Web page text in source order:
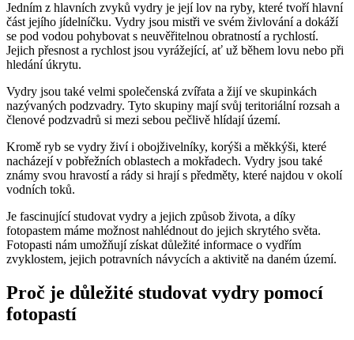
Jedním z hlavních zvyků vydry je její lov na ryby, které tvoří hlavní
část jejího jídelníčku. Vydry jsou mistři ve svém živlování a dokáží
se pod vodou pohybovat s neuvěřitelnou obratností a rychlostí.
Jejich přesnost a rychlost jsou vyrážející, ať už během lovu nebo při
hledání úkrytu.
Vydry jsou také velmi společenská zvířata a žijí ve skupinkách
nazývaných podzvadry. Tyto skupiny mají svůj teritoriální rozsah a
členové podzvadrů si mezi sebou pečlivě hlídají území.
Kromě ryb se vydry živí i obojživelníky, korýši a měkkýši, které
nacházejí v pobřežních oblastech a mokřadech. Vydry jsou také
známy svou hravostí a rády si hrají s předměty, které najdou v okolí
vodních toků.
Je fascinující studovat vydry a jejich způsob života, a díky
fotopastem máme možnost nahlédnout do jejich skrytého světa.
Fotopasti nám umožňují získat důležité informace o vydřím
zvyklostem, jejich potravních návycích a aktivitě na daném území.
Proč je důležité studovat vydry pomocí
fotopastí